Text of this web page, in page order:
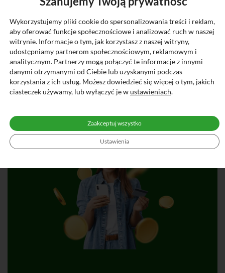
Twoich rat kredytu. Pamiętaj, że zmiana stopy procentowej
może powodować wzrost lub spadek raty.
RRSO
Wykorzystujemy pliki cookie do spersonalizowania treści i reklam,
aby oferować funkcje społecznościowe i analizować ruch w naszej
witrynie. Informacje o tym, jak korzystasz z naszej witryny,
udostępniamy partnerom społecznościowym, reklamowym i
analitycznym. Partnerzy mogą połączyć te informacje z innymi
danymi otrzymanymi od Ciebie lub uzyskanymi podczas
korzystania z ich usług. Możesz dowiedzieć się więcej o tym, jakich
ciasteczek używamy, lub wyłączyć je wustawieniach.
Zaakceptuj wszystko
Ustawienia